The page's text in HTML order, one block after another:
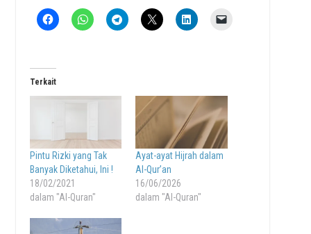
Terkait
Pintu Rizki yang Tak
Banyak Diketahui, Ini !
18/02/2021
dalam "Al-Quran"
Ayat-ayat Hijrah dalam
Al-Qur’an
16/06/2026
dalam "Al-Quran"